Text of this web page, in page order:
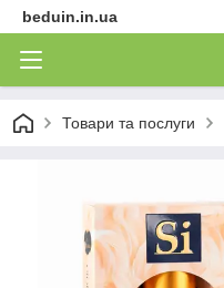
beduin.in.ua
Товари та послуги